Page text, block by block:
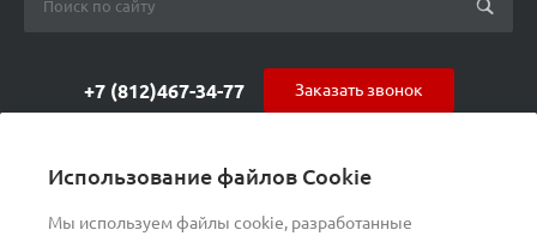
Использование файлов Cookie
Мы используем файлы cookie, разработанные
+7 (812)467-34-77
ул. Курчатова 9 (БЦ МАГНЕТОН)
Заказать звонок